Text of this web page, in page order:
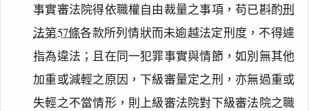
事實審法院得依職權自由裁量之事項，苟已斟酌刑
法第57條各款所列情狀而未逾越法定刑度，不得遽
指為違法；且在同一犯罪事實與情節，如別無其他
加重或減輕之原因，下級審量定之刑，亦無過重或
失輕之不當情形，則上級審法院對下級審法院之職